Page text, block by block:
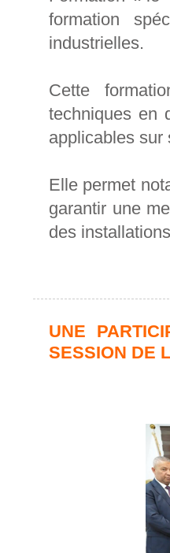
formation
industrielles.
Cette
techniques en
applicables sur
Elle permet
garantir une
des
UNE
SESSION DE